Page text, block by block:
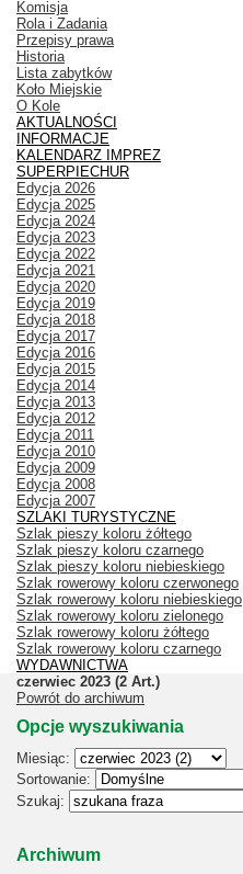
Komisja
Rola i Zadania
Przepisy prawa
Historia
Lista zabytków
Koło Miejskie
O Kole
AKTUALNOŚCI
INFORMACJE
KALENDARZ IMPREZ
SUPERPIECHUR
Edycja 2026
Edycja 2025
Edycja 2024
Edycja 2023
Edycja 2022
Edycja 2021
Edycja 2020
Edycja 2019
Edycja 2018
Edycja 2017
Edycja 2016
Edycja 2015
Edycja 2014
Edycja 2013
Edycja 2012
Edycja 2011
Edycja 2010
Edycja 2009
Edycja 2008
Edycja 2007
SZLAKI TURYSTYCZNE
Szlak pieszy koloru żółtego
Szlak pieszy koloru czarnego
Szlak pieszy koloru niebieskiego
Szlak rowerowy koloru czerwonego
Szlak rowerowy koloru niebieskiego
Szlak rowerowy koloru zielonego
Szlak rowerowy koloru żółtego
Szlak rowerowy koloru czarnego
WYDAWNICTWA
czerwiec 2023 (2 Art.)
Powrót do archiwum
Opcje wyszukiwania
Miesiąc:
Sortowanie:
Szukaj:
Archiwum